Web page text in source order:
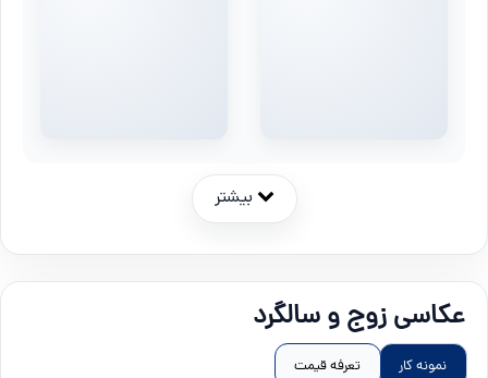
بیشتر
عکاسی زوج و سالگرد
نمونه کار تعرفه قیمت